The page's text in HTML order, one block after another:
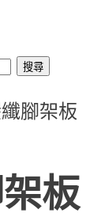
腳架板
板